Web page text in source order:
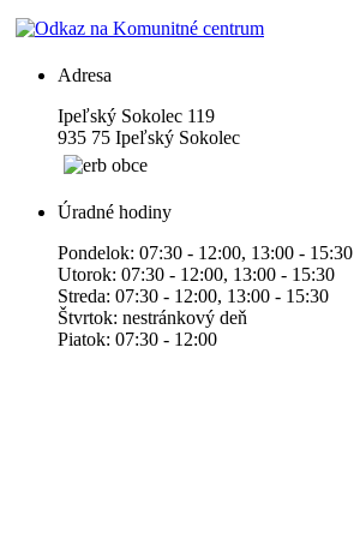
Adresa
Ipeľský Sokolec 119
935 75 Ipeľský Sokolec
Úradné hodiny
Pondelok: 07:30 - 12:00, 13:00 - 15:30
Utorok: 07:30 - 12:00, 13:00 - 15:30
Streda: 07:30 - 12:00, 13:00 - 15:30
Štvrtok: nestránkový deň
Piatok: 07:30 - 12:00